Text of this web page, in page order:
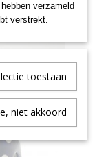
verzameld
verstrekt.
toestaan
niet akkoord